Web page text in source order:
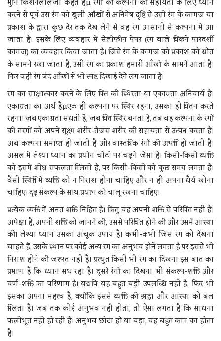
मुनि किशनलालजी कहते हैंµ रंगों की कल्पना की सहायता के लिए ध्यान
करने से पूर्व उस रंग को खुली आँखों से अनिमेष दृष्टि से उसी रंग के कागज या
प्रकाश के द्वारा कुछ देर तक देख लेने से वह रंग आसानी से कल्पना में आ
जाता है। इसके लिए व्यवहार में सेलीफीन पेपर (रंग वाले चिकने पारदर्शी
कागज) का व्यवहार किया जाता है। जिसे रंग के कागज को प्रकाश को स्रोत
के सामने रखा जाता है, उसी रंग का प्रकाश हमारी आँखों के सामने आता है।
फिर वही रंग बंद आँखों से भी स्पष्ट दिखाई देने लग जाता है।
रंग का साक्षात्कार करने के लिए चित्त की स्थिरता या एकाग्रता अनिवार्य है।
एकाग्रता का अर्थ हैµएक ही कल्पना पर स्थिर रहना, उसका ही चिंतन करते
रहना। जब एकाग्रता सधती है, जब चित्त स्थिर बनता है, तब वह कल्पना के रंगों
की तरंगों को अपने सूक्ष्म शरीर-तैजस शरीर की सहायता से उत्पन्न करता है।
अब कल्पना समाप्त हो जाती है और वास्तविक रंगों की उत्पत्ति हो जाती है।
असल में लेश्या ध्यान का प्रयोग चोटी पर चढ़ने जैसा है। किसी-किसी व्यक्ति
को इसमें शीघ्र सफलता मिलती है, पर किसी-किसी को कुछ समय लगता है।
वैसी स्थिति में व्यक्ति को न निराश होना चाहिए और न ही अपना धैर्य खोना
चाहिए। दृढ़ संकल्प के साथ प्रयत्न को चालू रखना चाहिए।
प्रत्येक व्यक्ति में अनंत शक्ति निहित है। किंतु वह अपनी शक्ति से परिचित नहीं है।
अपेक्षा है, अपनी शक्ति को जानने की, उससे परिचित होने की और उसमें आस्था
की। लेश्या ध्यान उसका अचूक उपाय है। कभी-कभी जिस रंग को देखना
चाहते हैं, उसके स्थान पर कोई अन्य रंग का अनुभव होने लगता है पर इससे भी
निराश होने की जरूरत नहीं है। प्रत्युत किसी भी रंग का दिखना इस बात का
प्रमाण है कि ध्यान सध रहा है। दूसरे रंगों का दिखना भी संकल्प-शक्ति और
वर्ण-शक्ति का परिणाम है। यद्यपि यह बहुत बड़ी उपलब्धि नहीं है, फिर भी
इसका अपना महत्त्व है, क्योंकि इससे व्यक्ति की श्रद्धा और आस्था को बल
मिलता है। जब तक कोई अनुभव नहीं होता, तो ऐसा लगता है कि साधना
फलीभूत नहीं हो रही है। अनुभव छोटा हो या बड़ा, वह बहुत काम का होता
है।